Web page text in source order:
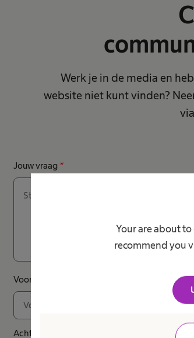
Your are about
recommend you
Werk je in de media en
website niet kunt vinden?
Jouw vraag *
Voornaam
Achternaam